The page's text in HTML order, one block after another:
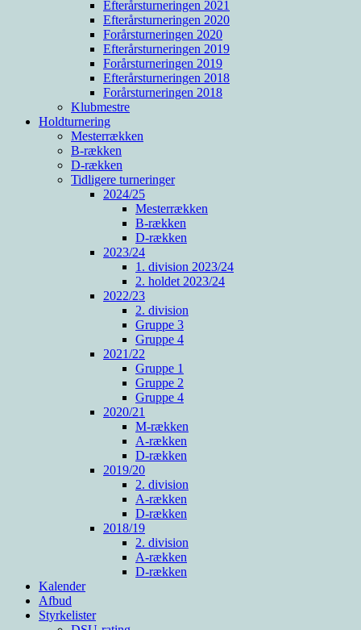
Efterårsturneringen 2021
Efterårsturneringen 2020
Forårsturneringen 2020
Efterårsturneringen 2019
Forårsturneringen 2019
Efterårsturneringen 2018
Forårsturneringen 2018
Klubmestre
Holdturnering
Mesterrækken
B-rækken
D-rækken
Tidligere turneringer
2024/25
Mesterrækken
B-rækken
D-rækken
2023/24
1. division 2023/24
2. holdet 2023/24
2022/23
2. division
Gruppe 3
Gruppe 4
2021/22
Gruppe 1
Gruppe 2
Gruppe 4
2020/21
M-rækken
A-rækken
D-rækken
2019/20
2. division
A-rækken
D-rækken
2018/19
2. division
A-rækken
D-rækken
Kalender
Afbud
Styrkelister